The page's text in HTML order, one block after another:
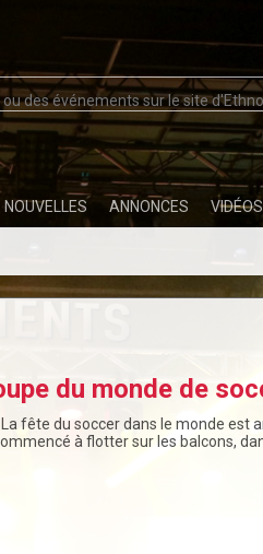
NOUVELLES ANNONCES VIDÉOS
du monde de
fête du soccer dans le monde est
à flotter sur les balcons,